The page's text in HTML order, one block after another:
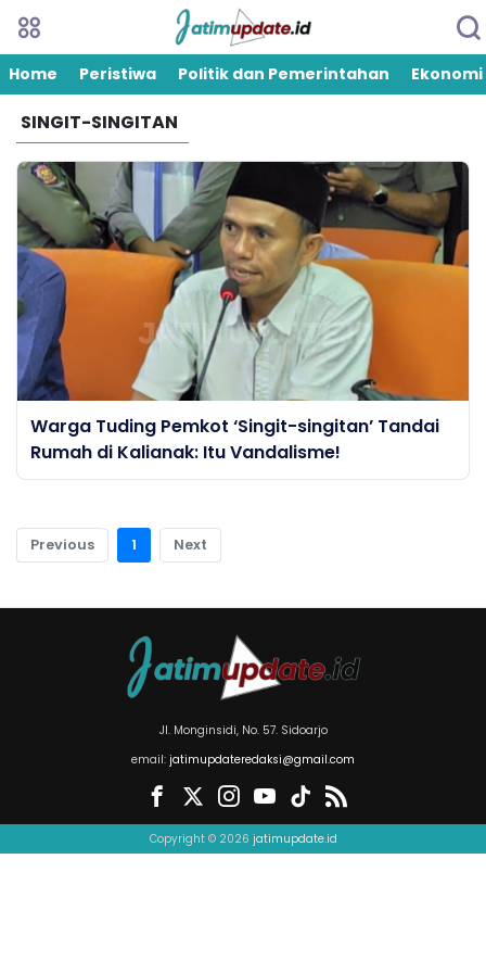
Home Peristiwa Politik dan Pemerintahan Ekonomi
SINGIT-SINGITAN
Warga Tuding Pemkot ‘Singit-singitan’ Tandai
Rumah di Kalianak: Itu Vandalisme!
Previous 1 Next
Jl. Monginsidi, No. 57. Sidoarjo
email: jatimupdateredaksi@gmail.com
Copyright © 2026 jatimupdate.id